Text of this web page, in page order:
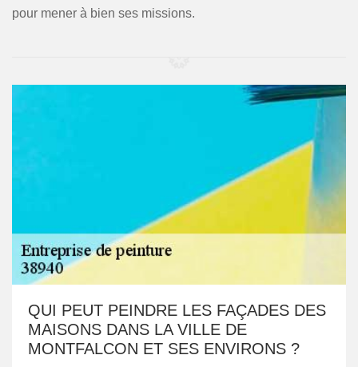
pour mener à bien ses missions.
QUI PEUT PEINDRE LES FAÇADES DES
MAISONS DANS LA VILLE DE
MONTFALCON ET SES ENVIRONS ?